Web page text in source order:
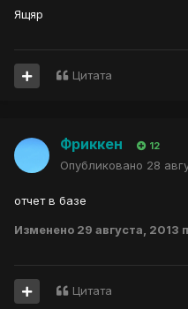
Ящяр
Цитата
Фриккен 12
Опубликовано 28
отчет в базе
Изменено 29 августа, 2013
Цитата